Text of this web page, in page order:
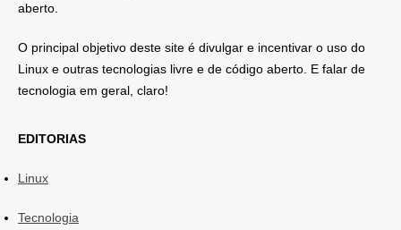
aberto.
O principal objetivo deste site é divulgar e incentivar o uso do
Linux e outras tecnologias livre e de código aberto. E falar de
tecnologia em geral, claro!
EDITORIAS
Linux
Tecnologia